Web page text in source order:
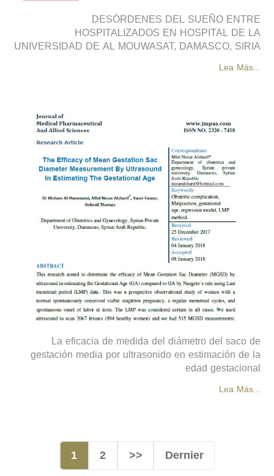
DESÓRDENES DEL SUEÑO ENTRE
HOSPITALIZADOS EN HOSPITAL DE LA
UNIVERSIDAD DE AL MOUWASAT, DAMASCO, SIRIA
Lea Más...
La eficacia de medida del diámetro del saco de
gestación media por ultrasonido en estimación de la
edad gestacional
Lea Más...
1 2 >> Dernier